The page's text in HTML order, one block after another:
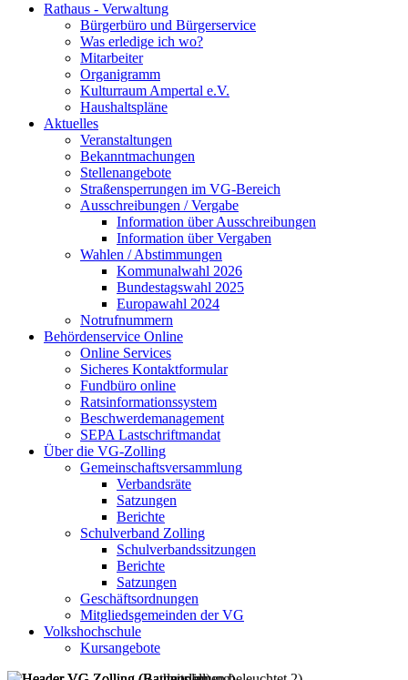
Rathaus - Verwaltung
Bürgerbüro und Bürgerservice
Was erledige ich wo?
Mitarbeiter
Organigramm
Kulturraum Ampertal e.V.
Haushaltspläne
Aktuelles
Veranstaltungen
Bekanntmachungen
Stellenangebote
Straßensperrungen im VG-Bereich
Ausschreibungen / Vergabe
Information über Ausschreibungen
Information über Vergaben
Wahlen / Abstimmungen
Kommunalwahl 2026
Bundestagswahl 2025
Europawahl 2024
Notrufnummern
Behördenservice Online
Online Services
Sicheres Kontaktformular
Fundbüro online
Ratsinformationssystem
Beschwerdemanagement
SEPA Lastschriftmandat
Über die VG-Zolling
Gemeinschaftsversammlung
Verbandsräte
Satzungen
Berichte
Schulverband Zolling
Schulverbandssitzungen
Berichte
Satzungen
Geschäftsordnungen
Mitgliedsgemeinden der VG
Volkshochschule
Kursangebote